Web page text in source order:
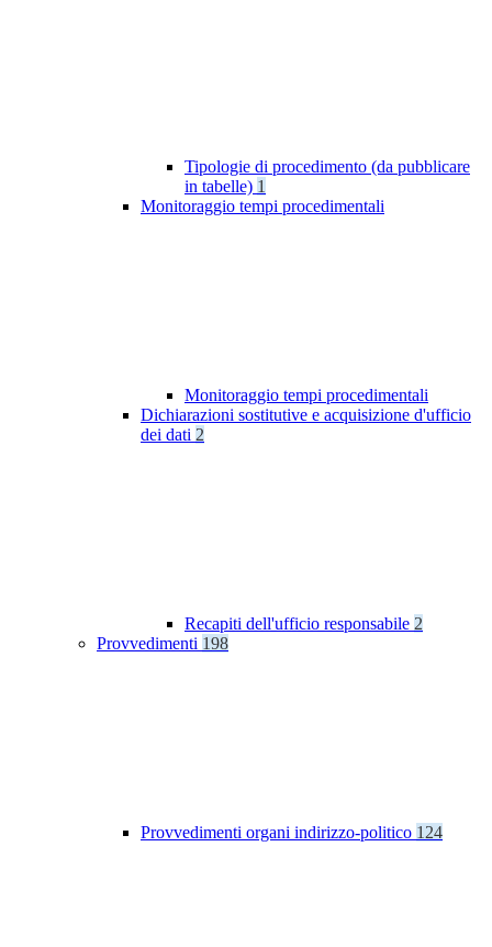
Tipologie di procedimento (da pubblicare
in tabelle) 1
Monitoraggio tempi procedimentali
Monitoraggio tempi procedimentali
Dichiarazioni sostitutive e acquisizione d'ufficio
dei dati 2
Recapiti dell'ufficio responsabile 2
Provvedimenti 198
Provvedimenti organi indirizzo-politico 124